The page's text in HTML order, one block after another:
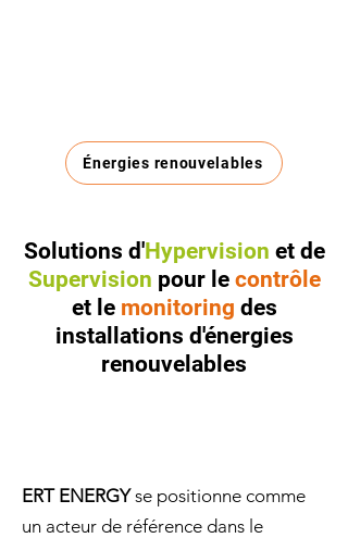
Énergies renouvelables
Solutions d'Hypervision et de
Supervision pour le contrôle
et le monitoring des
installations d'énergies
renouvelables
ERT ENERGYse positionne comme
un acteur de référence dans le